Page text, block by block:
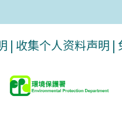
| 收集个人资料声明 |